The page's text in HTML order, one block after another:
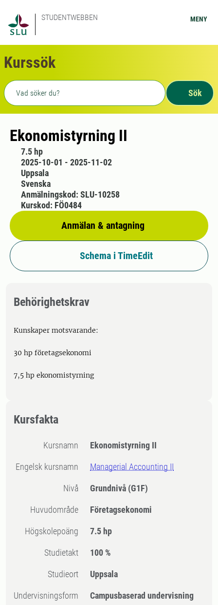
STUDENTWEBBEN MENY
Kurssök
Fritext sökning
Sök
Ekonomistyrning II
7.5 hp
2025-10-01 - 2025-11-02
Uppsala
Svenska
Anmälan & antagning
Anmälningskod: SLU-10258
Kurskod: FÖ0484
Schema i TimeEdit
Behörighetskrav
Kunskaper motsvarande:
30 hp företagsekonomi
7,5 hp ekonomistyrning
Kursfakta
Kursnamn Ekonomistyrning II
Engelsk kursnamn Managerial Accounting II
Nivå Grundnivå (G1F)
Huvudområde Företagsekonomi
högskolepoäng 7.5 hp
Studietakt 100 %
Studieort Uppsala
Undervisningsform Campusbaserad undervisning